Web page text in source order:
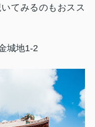
てみるのもおスス
地1-2